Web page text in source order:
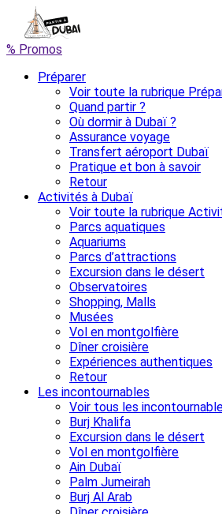
% Promos
Préparer
Voir toute la rubrique
Quand partir ?
Où dormir à Dubaï ?
Assurance voyage
Transfert aéroport Dubaï
Pratique et bon à savoir
Retour
Activités à Dubaï
Voir toute la rubrique
Parcs aquatiques
Aquariums
Parcs d’attractions
Excursion dans le désert
Observatoires
Shopping, Malls
Musées
Vol en montgolfière
Dîner croisière
Expériences authentiques
Retour
Les incontournables
Voir tous les
Burj Khalifa
Excursion dans le désert
Vol en montgolfière
Ain Dubaï
Palm Jumeirah
Burj Al Arab